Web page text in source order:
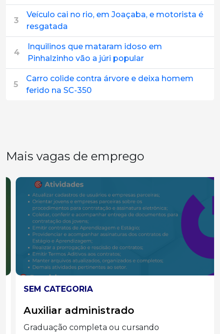
3
Veículo cai no rio, em Joaçaba, e motorista é
resgatada
4
Inquilinos que mataram idoso em
Pinhalzinho vão a júri popular
5
Carro colide contra árvore e deixa homem
ferido na SC-350
Mais vagas de emprego
SEM CATEGORIA
Auxiliar administrado
Graduação completa ou cursando